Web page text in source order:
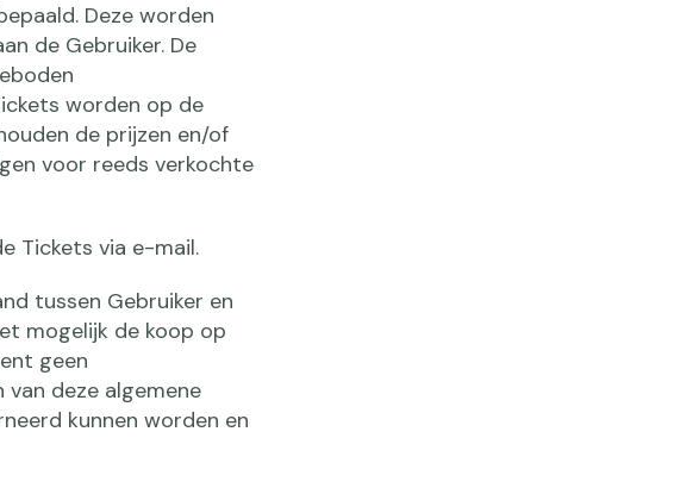
Deze worden
de Gebruiker. De
worden op de
de prijzen en/of
voor reeds verkochte
Tickets via e-mail.
tussen Gebruiker en
mogelijk de koop op
geen
deze algemene
kunnen worden en